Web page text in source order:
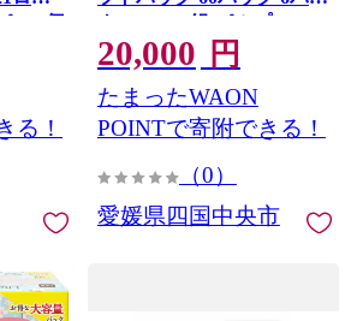
ー 6個
い 防
生活
る！
ク × 10 200組 パルプ100%
やわらか ティッシュペー
パー 箱なし エコ 持ち運び
車内 お出かけ 日用品 消耗
品 新生活 備蓄 防災 送料無
本一 紙のまち】
20,000 円
たまったWAON
POINTで寄附できる！
（0）
愛媛県四国中央市